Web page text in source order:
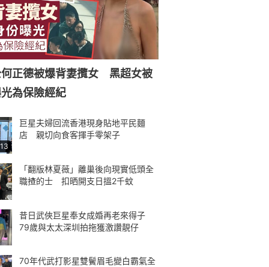
何正德被爆背妻攬女 黑超女被
為保險經紀
巨星夫婦回流香港現身貼地平民麵
店 親切向食客揮手零架子
「翻版林夏薇」離巢後向現實低頭全
職揸的士 扣晒開支日搵2千蚊
昔日武俠巨星奉女成婚再老來得子
79歲與太太深圳拍拖獲激讚靚仔
70年代武打影星雙鬢眉毛變白霸氣全